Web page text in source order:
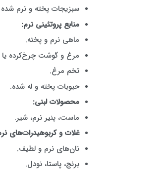
سبزیجات پخته و نرم شده
منابع پروتئینی نرم:
ماهی نرم و پخته.
مرغ و گوشت چرخ‌کرده
تخم مرغ.
حبوبات پخته و له شده.
محصولات لبنی:
ماست، پنیر نرم، شیر.
غلات و کربوهیدرات‌های
نان‌های نرم و لطیف.
برنج، پاستا، نودل.